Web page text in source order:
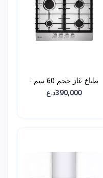
طباخ غاز حجم 60 سم -
بلت ان - HU641BBG
390,000د.ع